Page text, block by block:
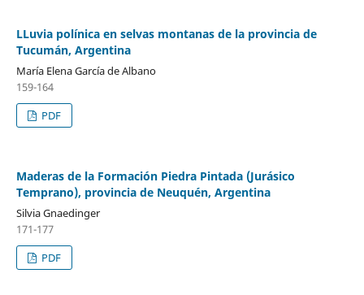
LLuvia polínica en selvas montanas de la provincia de
Tucumán, Argentina
María Elena García de Albano
159-164
PDF
Maderas de la Formación Piedra Pintada (Jurásico
Temprano), provincia de Neuquén, Argentina
Silvia Gnaedinger
171-177
PDF